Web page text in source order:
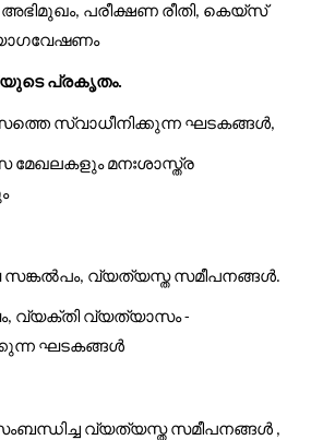
അഭിമുഖം, പരീക്ഷണ രീതി, കെയ്സ്
പ്രകൃതം.
സ്വാധീനിക്കുന്ന ഘടകങ്ങൾ,
മേഖലകളും മനഃശാസ്ത്ര
സങ്കൽപം, വ്യത്യസ്ത സമീപനങ്ങൾ.
, വ്യക്തി വ്യത്യാസം-
ഘടകങ്ങൾ
വ്യത്യസ്ത സമീപനങ്ങൾ ,